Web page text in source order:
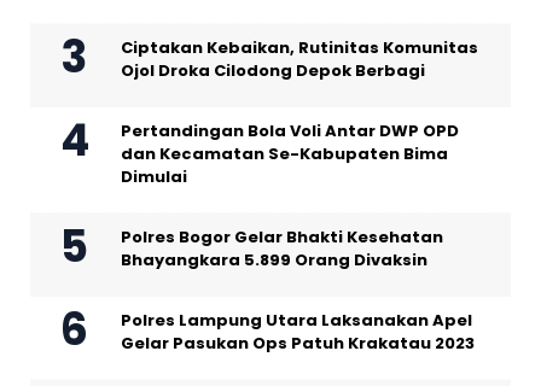
Ciptakan Kebaikan, Rutinitas Komunitas
Ojol Droka Cilodong Depok Berbagi
Pertandingan Bola Voli Antar DWP OPD
dan Kecamatan Se-Kabupaten Bima
Dimulai
Polres Bogor Gelar Bhakti Kesehatan
Bhayangkara 5.899 Orang Divaksin
Polres Lampung Utara Laksanakan Apel
Gelar Pasukan Ops Patuh Krakatau 2023